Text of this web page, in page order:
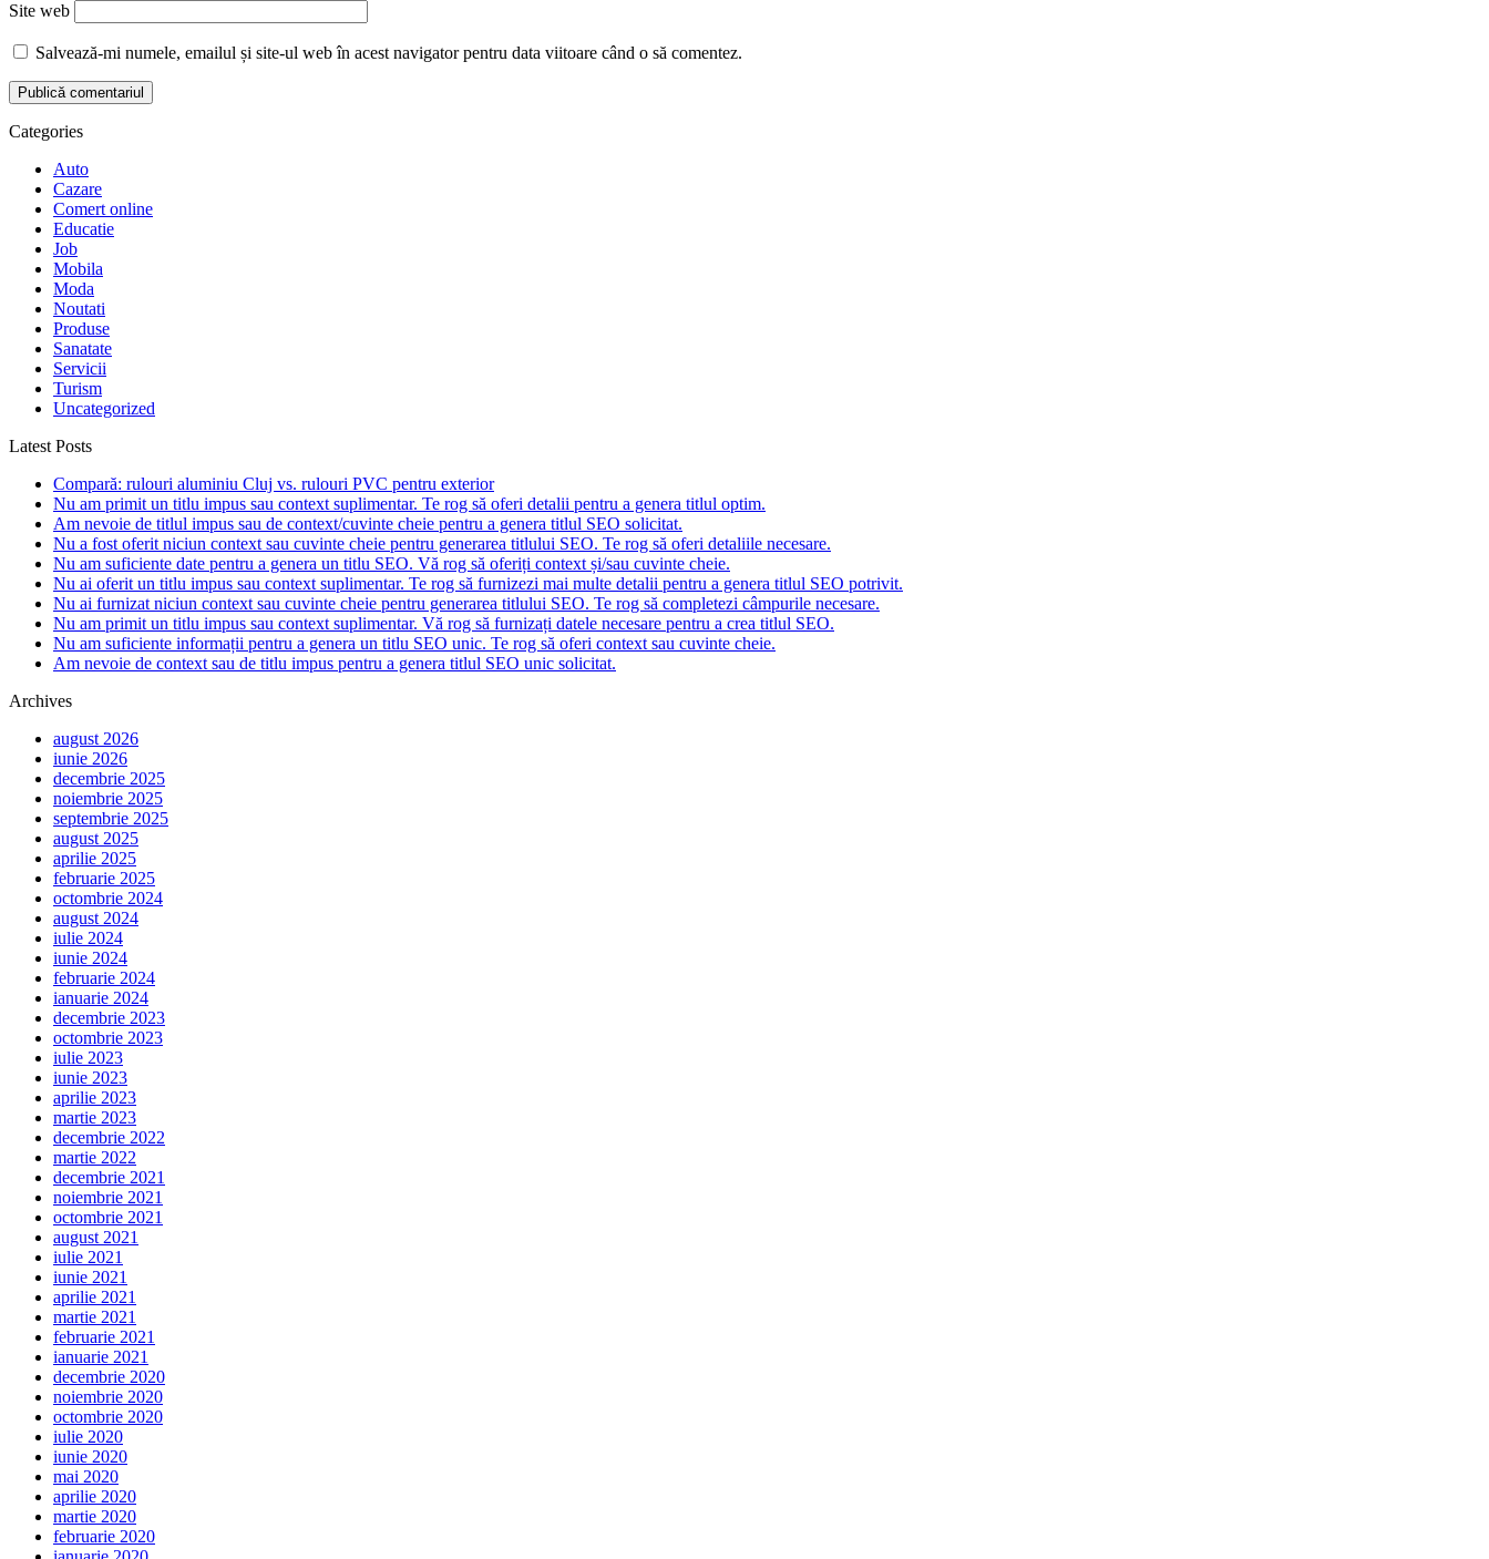
Site web
Salvează-mi numele, emailul și site-ul web în acest navigator pentru data viitoare când o să comentez.
Categories
Auto
Cazare
Comert online
Educatie
Job
Mobila
Moda
Noutati
Produse
Sanatate
Servicii
Turism
Uncategorized
Latest Posts
Compară: rulouri aluminiu Cluj vs. rulouri PVC pentru exterior
Nu am primit un titlu impus sau context suplimentar. Te rog să oferi detalii pentru a genera titlul optim.
Am nevoie de titlul impus sau de context/cuvinte cheie pentru a genera titlul SEO solicitat.
Nu a fost oferit niciun context sau cuvinte cheie pentru generarea titlului SEO. Te rog să oferi detaliile necesare.
Nu am suficiente date pentru a genera un titlu SEO. Vă rog să oferiți context și/sau cuvinte cheie.
Nu ai oferit un titlu impus sau context suplimentar. Te rog să furnizezi mai multe detalii pentru a genera titlul SEO potrivit.
Nu ai furnizat niciun context sau cuvinte cheie pentru generarea titlului SEO. Te rog să completezi câmpurile necesare.
Nu am primit un titlu impus sau context suplimentar. Vă rog să furnizați datele necesare pentru a crea titlul SEO.
Nu am suficiente informații pentru a genera un titlu SEO unic. Te rog să oferi context sau cuvinte cheie.
Am nevoie de context sau de titlu impus pentru a genera titlul SEO unic solicitat.
Archives
august 2026
iunie 2026
decembrie 2025
noiembrie 2025
septembrie 2025
august 2025
aprilie 2025
februarie 2025
octombrie 2024
august 2024
iulie 2024
iunie 2024
februarie 2024
ianuarie 2024
decembrie 2023
octombrie 2023
iulie 2023
iunie 2023
aprilie 2023
martie 2023
decembrie 2022
martie 2022
decembrie 2021
noiembrie 2021
octombrie 2021
august 2021
iulie 2021
iunie 2021
aprilie 2021
martie 2021
februarie 2021
ianuarie 2021
decembrie 2020
noiembrie 2020
octombrie 2020
iulie 2020
iunie 2020
mai 2020
aprilie 2020
martie 2020
februarie 2020